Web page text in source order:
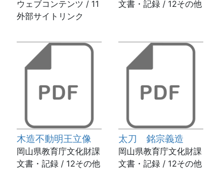
ウェブコンテンツ / 11
外部サイトリンク
文書・記録 / 12その他
木造不動明王立像
岡山県教育庁文化財課
文書・記録 / 12その他
太刀 銘宗義造
岡山県教育庁文化財課
文書・記録 / 12その他